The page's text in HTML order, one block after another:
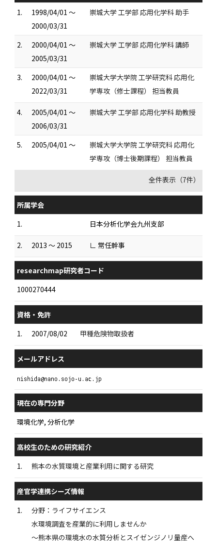
1.
1998/04/01 ～
2000/03/31
崇城大学 工学部 応用化学科 助手
2.
2000/04/01 ～
2005/03/31
崇城大学 工学部 応用化学科 講師
3.
2000/04/01 ～
2022/03/31
崇城大学大学院 工学研究科 応用化
学専攻（修士課程） 担当教員
4.
2005/04/01 ～
2006/03/31
崇城大学 工学部 応用化学科 助教授
5. 2005/04/01 ～
崇城大学大学院 工学研究科 応用化
学専攻（博士後期課程） 担当教員
全件表示（7件）
所属学会
1.
日本分析化学会九州支部
2. 2013 ～ 2015 ∟ 常任幹事
researchmap研究者コード
1000270444
資格・免許
1.
2007/08/02 甲種危険物取扱者
メールアドレス
現在の専門分野
環境化学, 分析化学
高校生のための研究紹介
1.
熊本の水質環境と産業利用に関する研究
産官学連携シーズ情報
1.
分野：ライフサイエンス
水環境調査を産業的に利用しませんか
～熊本県の環境水の水質分析とスイゼンジノリ量産へ